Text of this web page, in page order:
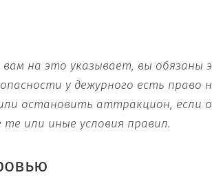
на это указывает, вы обязаны
у дежурного есть право
остановить аттракцион, если
или иные условия правил.